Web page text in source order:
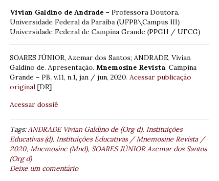
Vivian Galdino de Andrade – Professora Doutora.
Universidade Federal da Paraíba (UFPB\Campus III)
Universidade Federal de Campina Grande (PPGH / UFCG)
SOARES JÚNIOR, Azemar dos Santos; ANDRADE, Vivian
Galdino de. Apresentação. Mnemosine Revista, Campina
Grande – PB, v.11, n.1, jan / jun, 2020. Acessar publicação
original [DR]
Acessar dossiê
Tags:ANDRADE Vivian Galdino de (Org d), Instituições
Educativas (d), Instituições Educativas / Mnemosine Revista /
2020, Mnemosine (Mnd), SOARES JÚNIOR Azemar dos Santos
(Org d)
Deixe um comentário